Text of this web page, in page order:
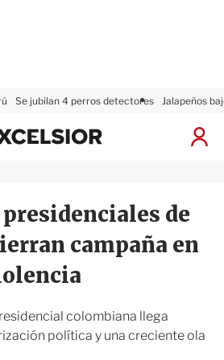
Se jubilan 4 perros detectores Jalapeños
I
x
i
r
de
campaña en
colombiana llega
política y una creciente ola